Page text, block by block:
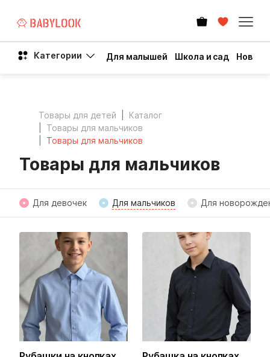
Категории Для малышей Школа и сад Новый
Товары для детей
Каталог
Товары для мальчиков
Товары для мальчиков
Товары для мальчиков
Для девочек Для мальчиков Для